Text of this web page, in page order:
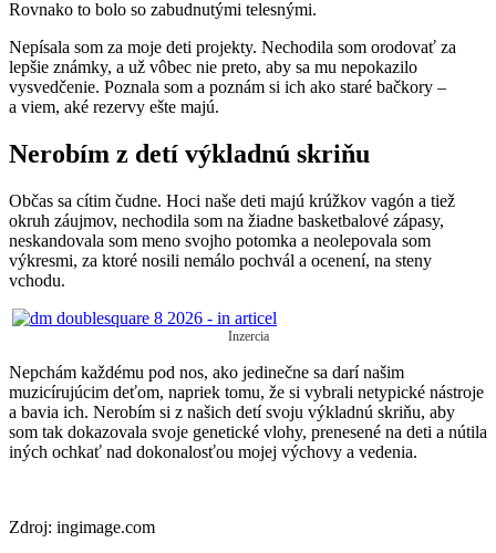
Rovnako to bolo so zabudnutými telesnými.
Nepísala som za moje deti projekty. Nechodila som orodovať za
lepšie známky, a už vôbec nie preto, aby sa mu nepokazilo
vysvedčenie. Poznala som a poznám si ich ako staré bačkory –
a viem, aké rezervy ešte majú.
Nerobím z detí výkladnú skriňu
Občas sa cítim čudne. Hoci naše deti majú krúžkov vagón a tiež
okruh záujmov, nechodila som na žiadne basketbalové zápasy,
neskandovala som meno svojho potomka a neolepovala som
výkresmi, za ktoré nosili nemálo pochvál a ocenení, na steny
vchodu.
Inzercia
Nepchám každému pod nos, ako jedinečne sa darí našim
muzicírujúcim deťom, napriek tomu, že si vybrali netypické nástroje
a bavia ich. Nerobím si z našich detí svoju výkladnú skriňu, aby
som tak dokazovala svoje genetické vlohy, prenesené na deti a nútila
iných ochkať nad dokonalosťou mojej výchovy a vedenia.
Zdroj: ingimage.com